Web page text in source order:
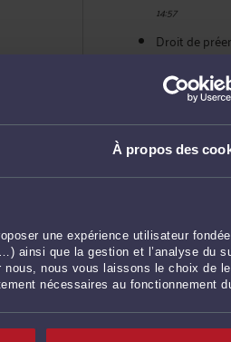
À propos des
une expérience utilisateur
ainsi que la gestion et l’analyse du
nous vous laissons le choix de
nécessaires au fonctionnement
14:57
Droit de
Nullité du
Derniers
Compte
location dans